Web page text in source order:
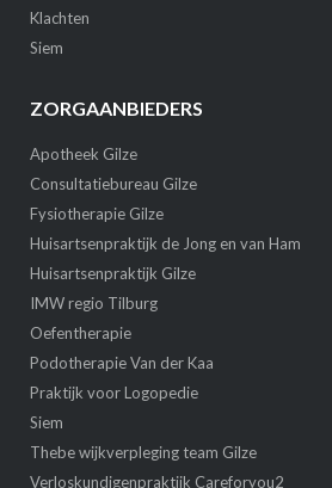
Klachten
Siem
ZORGAANBIEDERS
Apotheek Gilze
Consultatiebureau Gilze
Fysiotherapie Gilze
Huisartsenpraktijk de Jong en van Ham
Huisartsenpraktijk Gilze
IMW regio Tilburg
Oefentherapie
Podotherapie Van der Kaa
Praktijk voor Logopedie
Siem
Thebe wijkverpleging team Gilze
Verloskundigenpraktijk Careforyou2